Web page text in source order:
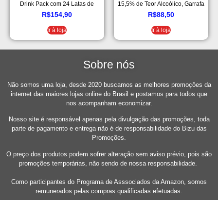
Drink Pack com 24 Latas de
250ml
R$154,90
Ir à loja
15,5% de Teor Alcoólico, Garrafa
750ml
R$88,50
Ir à loja
Sobre nós
Não somos uma loja, desde 2020 buscamos as melhores promoções da
internet das maiores lojas online do Brasil e postamos para todos que
nos acompanham economizar.
Nosso site é responsável apenas pela divulgação das promoções, toda
parte de pagamento e entrega não é de responsabilidade do Bizu das
Promoções.
O preço dos produtos podem sofrer alteração sem aviso prévio, pois são
promoções temporárias, não sendo de nossa responsabilidade.
Como participantes do Programa de Asssociados da Amazon, somos
remunerados pelas compras qualificadas efetuadas.